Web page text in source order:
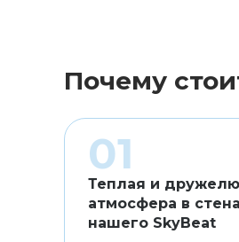
Почему
Теплая и
атмосфера в
нашего SkyBeat